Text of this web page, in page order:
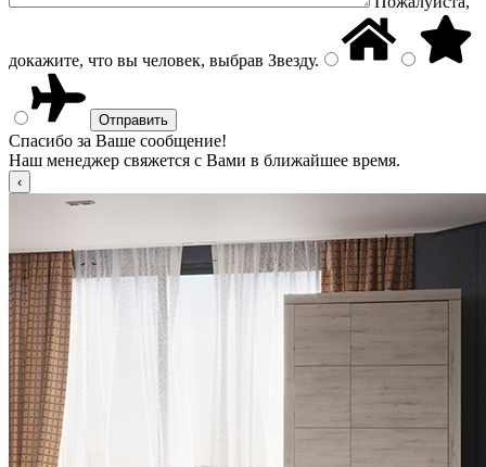
докажите, что вы человек, выбрав Звезду.
Спасибо за Ваше сообщение!
Наш менеджер свяжется с Вами в ближайшее время.